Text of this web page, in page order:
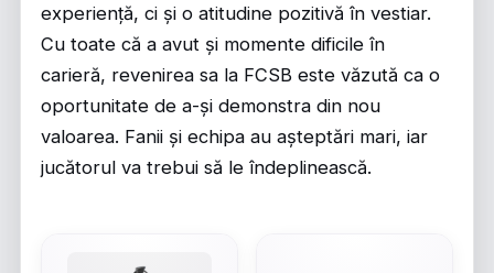
experiență, ci și o atitudine pozitivă în vestiar.
Cu toate că a avut și momente dificile în
carieră, revenirea sa la FCSB este văzută ca o
oportunitate de a-și demonstra din nou
valoarea. Fanii și echipa au așteptări mari, iar
jucătorul va trebui să le îndeplinească.